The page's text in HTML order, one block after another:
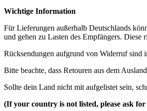
Wichtige Information
Für Lieferungen außerhalb Deutschlands
und gehen zu Lasten des Empfängers.
Rücksendungen aufgrund von Widerruf sind
Bitte beachte, dass Retouren aus dem
Sollte dein Land nicht mit aufgelistet sein,
(If your country is not listed, please ask